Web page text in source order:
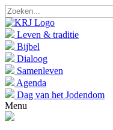
Leven & traditie
Bijbel
Dialoog
Samenleven
Agenda
Dag van het Jodendom
Menu